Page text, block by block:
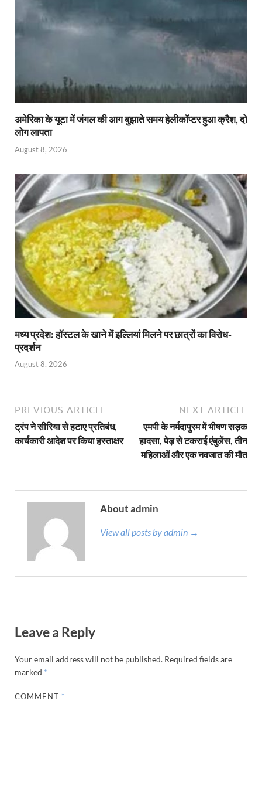
अमेरिका के यूटा में जंगल की आग बुझाते समय हेलीकॉप्टर हुआ क्रैश, दो
लोग लापता
August 8, 2026
मध्य प्रदेश: हॉस्टल के खाने में इल्लियां मिलने पर छात्रों का विरोध-
प्रदर्शन
August 8, 2026
PREVIOUS ARTICLE
ट्रंप ने सीरिया से हटाए प्रतिबंध,
कार्यकारी आदेश पर किया हस्ताक्षर
NEXT ARTICLE
एमपी के नर्मदापुरम में भीषण सड़क
हादसा, पेड़ से टकराई एंबुलेंस, तीन
महिलाओं और एक नवजात की मौत
About admin
View all posts by admin →
Leave a Reply
Your email address will not be published. Required fields are
marked *
COMMENT *